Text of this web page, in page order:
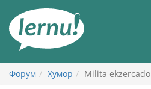
съдържанието
Форум Хумор Milita ekzercado